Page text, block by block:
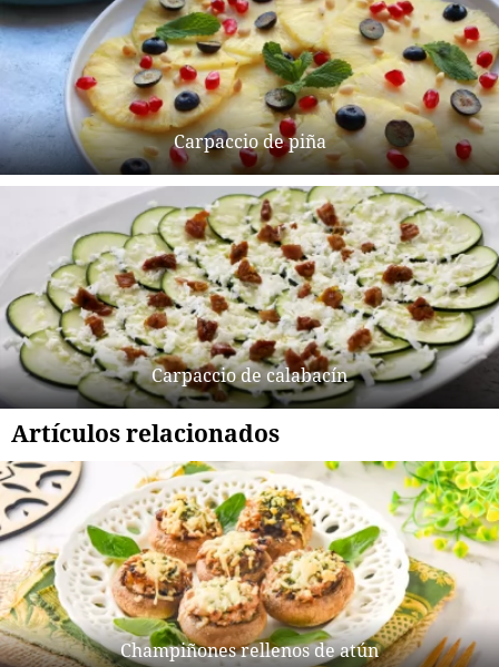
Carpaccio de piña
Carpaccio de calabacín
Artículos relacionados
Champiñones rellenos de atún